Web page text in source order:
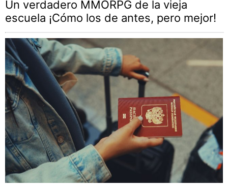
Un verdadero MMORPG de la vieja
escuela ¡Cómo los de antes, pero mejor!